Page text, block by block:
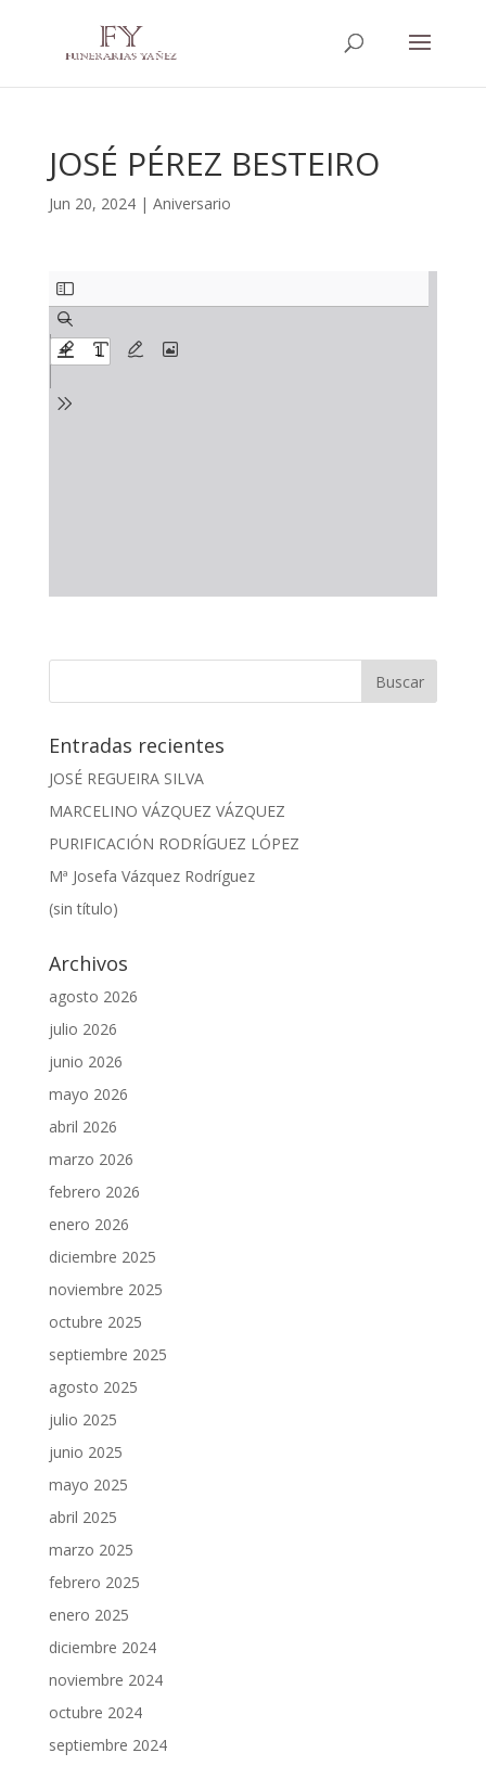
JOSÉ PÉREZ BESTEIRO
Jun 20, 2024| Aniversario
Entradas recientes
JOSÉ REGUEIRA SILVA
MARCELINO VÁZQUEZ VÁZQUEZ
PURIFICACIÓN RODRÍGUEZ LÓPEZ
Mª Josefa Vázquez Rodríguez
(sin título)
Archivos
agosto 2026
julio 2026
junio 2026
mayo 2026
abril 2026
marzo 2026
febrero 2026
enero 2026
diciembre 2025
noviembre 2025
octubre 2025
septiembre 2025
agosto 2025
julio 2025
junio 2025
mayo 2025
abril 2025
marzo 2025
febrero 2025
enero 2025
diciembre 2024
noviembre 2024
octubre 2024
septiembre 2024